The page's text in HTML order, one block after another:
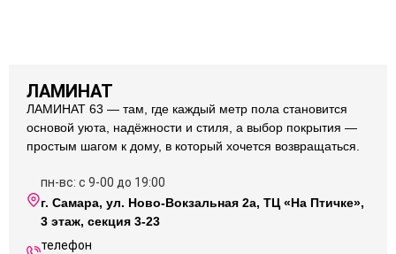
ЛАМИНАТ
ЛАМИНАТ 63 — там, где каждый метр пола становится
основой уюта, надёжности и стиля, а выбор покрытия —
простым шагом к дому, в который хочется возвращаться.
пн-вс: с 9-00 до 19:00
г. Самара, ул. Ново-Вокзальная 2а, ТЦ «На Птичке»,
3 этаж, секция 3-23
телефон